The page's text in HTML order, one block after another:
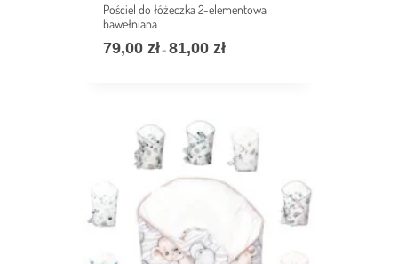
Pościel do łóżeczka 2-elementowa
bawełniana
79,00 zł– 81,00 złZakres